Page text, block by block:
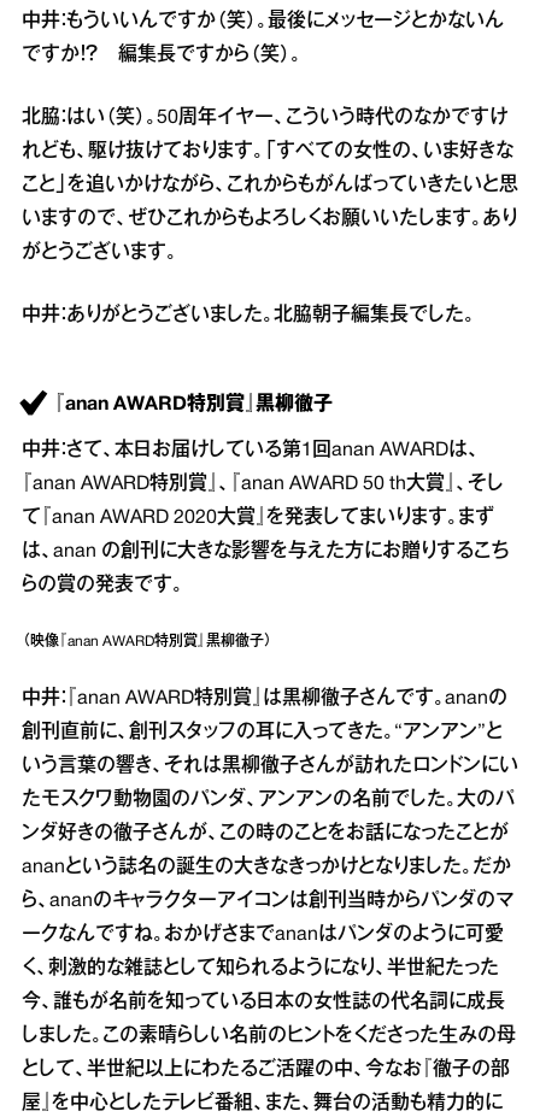
中井：もういいんですか（笑）。最後にメッセージとかないん
ですか！？ 編集長ですから（笑）。
北脇：はい（笑）。50周年イヤー、こういう時代のなかですけ
れども、駆け抜けております。「すべての女性の、いま好きな
こと」を追いかけながら、これからもがんばっていきたいと思
いますので、ぜひこれからもよろしくお願いいたします。あり
がとうございます。
中井：ありがとうございました。北脇朝子編集長でした。
『anan AWARD特別賞』黒柳徹子
中井：さて、本日お届けしている第1回anan AWARDは、
『anan AWARD特別賞』、『anan AWARD 50 th大賞』、そし
て『anan AWARD 2020大賞』を発表してまいります。まず
は、anan の創刊に大きな影響を与えた方にお贈りするこち
らの賞の発表です。
（映像『anan AWARD特別賞』黒柳徹子）
中井：『anan AWARD特別賞』は黒柳徹子さんです。ananの
創刊直前に、創刊スタッフの耳に入ってきた。“アンアン”と
いう言葉の響き、それは黒柳徹子さんが訪れたロンドンにい
たモスクワ動物園のパンダ、アンアンの名前でした。大のパ
ンダ好きの徹子さんが、この時のことをお話になったことが
ananという誌名の誕生の大きなきっかけとなりました。だか
ら、ananのキャラクターアイコンは創刊当時からパンダのマ
ークなんですね。おかげさまでananはパンダのように可愛
く、刺激的な雑誌として知られるようになり、半世紀たった
今、誰もが名前を知っている日本の女性誌の代名詞に成長
しました。この素晴らしい名前のヒントをくださった生みの母
として、半世紀以上にわたるご活躍の中、今なお『徹子の部
屋』を中心としたテレビ番組、また、舞台の活動も精力的に